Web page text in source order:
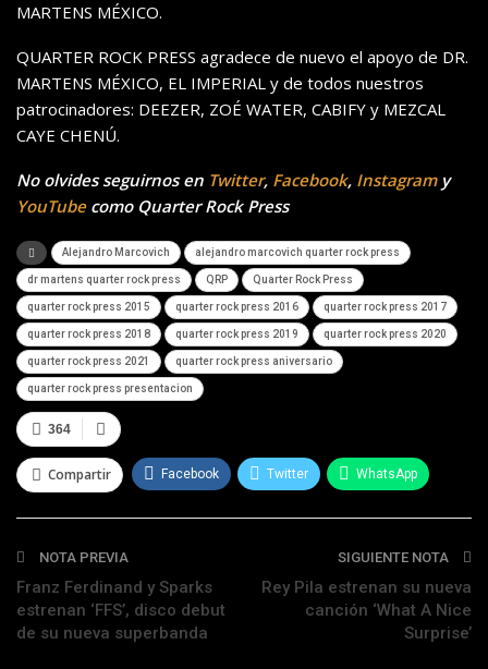
MARTENS MÉXICO.
QUARTER ROCK PRESS agradece de nuevo el apoyo de DR.
MARTENS MÉXICO, EL IMPERIAL y de todos nuestros
patrocinadores: DEEZER, ZOÉ WATER, CABIFY y MEZCAL
CAYE CHENÚ.
No olvides seguirnos en Twitter, Facebook, Instagramy
YouTubecomo Quarter Rock Press
Alejandro Marcovich alejandro marcovich quarter rock press
dr martens quarter rock press QRP Quarter Rock Press
quarter rock press 2015 quarter rock press 2016 quarter rock press 2017
quarter rock press 2018 quarter rock press 2019 quarter rock press 2020
quarter rock press 2021 quarter rock press aniversario
quarter rock press presentacion
364
Compartir Facebook Twitter WhatsApp
Telegram
NOTA PREVIA
Franz Ferdinand y Sparks
estrenan ‘FFS’, disco debut
de su nueva superbanda
SIGUIENTE NOTA
Rey Pila estrenan su nueva
canción ‘What A Nice
Surprise’